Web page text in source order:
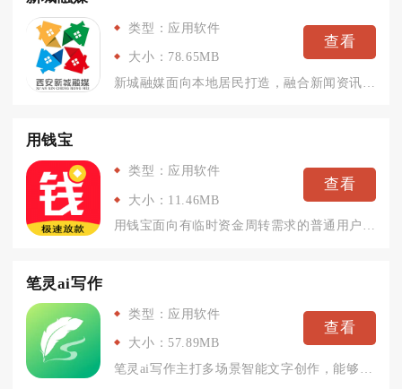
类型：应用软件
大小：78.65MB
查看
用钱宝
类型：应用软件
大小：11.46MB
查看
用钱宝面向有临时资金周转需求的普通用户，依托大数据智能风控体...
笔灵ai写作
类型：应用软件
大小：57.89MB
查看